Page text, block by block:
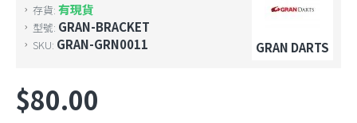
存貨: 有現貨
型號: GRAN-BRACKET
SKU: GRAN-GRN0011 GRAN DARTS
$80.00